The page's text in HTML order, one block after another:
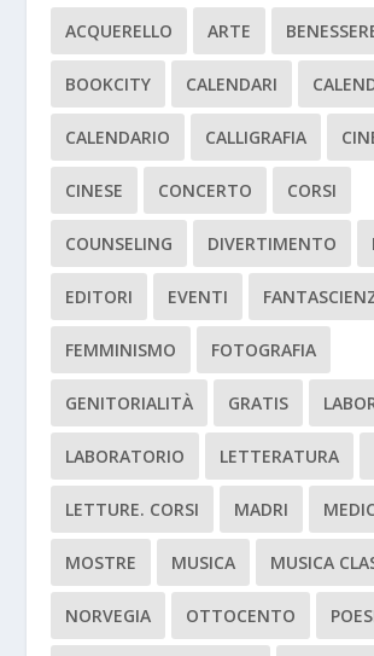
ACQUERELLO ARTE
BOOKCITY CALENDARI
CALENDARIO CALLIGRAFIA
CINESE CONCERTO CORSI
COUNSELING DIVERTIMENTO
EDITORI EVENTI
FEMMINISMO FOTOGRAFIA
GENITORIALITÀ GRATIS
LABORATORIO LETTERATURA
LETTURE. CORSI MADRI
MOSTRE MUSICA MUSICA
NORVEGIA OTTOCENTO